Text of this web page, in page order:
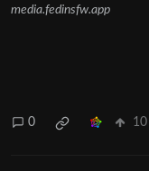
media.fedinsfw.app
0 10